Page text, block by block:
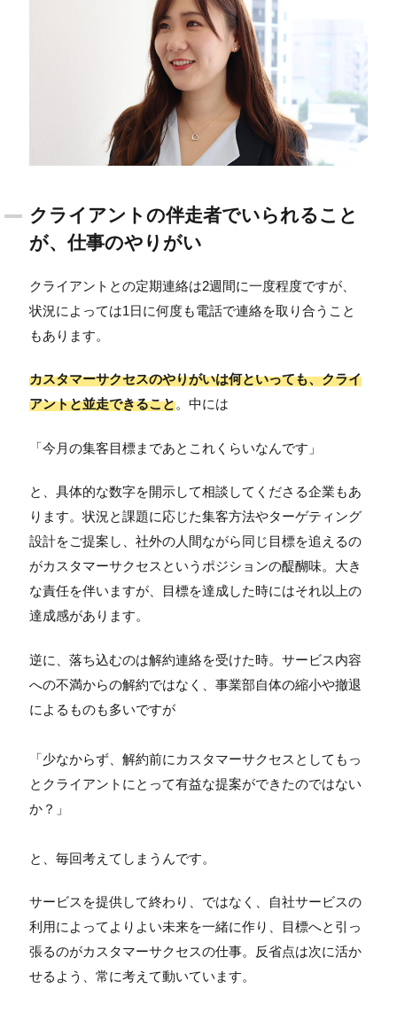
クライアントの伴走者でいられること
が、仕事のやりがい
クライアントとの定期連絡は2週間に一度程度ですが、
状況によっては1日に何度も電話で連絡を取り合うこと
もあります。
カスタマーサクセスのやりがいは何といっても、クライ
アントと並走できること。中には
「今月の集客目標まであとこれくらいなんです」
と、具体的な数字を開示して相談してくださる企業もあ
ります。状況と課題に応じた集客方法やターゲティング
設計をご提案し、社外の人間ながら同じ目標を追えるの
がカスタマーサクセスというポジションの醍醐味。大き
な責任を伴いますが、目標を達成した時にはそれ以上の
達成感があります。
逆に、落ち込むのは解約連絡を受けた時。サービス内容
への不満からの解約ではなく、事業部自体の縮小や撤退
によるものも多いですが
「少なからず、解約前にカスタマーサクセスとしてもっ
とクライアントにとって有益な提案ができたのではない
か？」
と、毎回考えてしまうんです。
サービスを提供して終わり、ではなく、自社サービスの
利用によってよりよい未来を一緒に作り、目標へと引っ
張るのがカスタマーサクセスの仕事。反省点は次に活か
せるよう、常に考えて動いています。